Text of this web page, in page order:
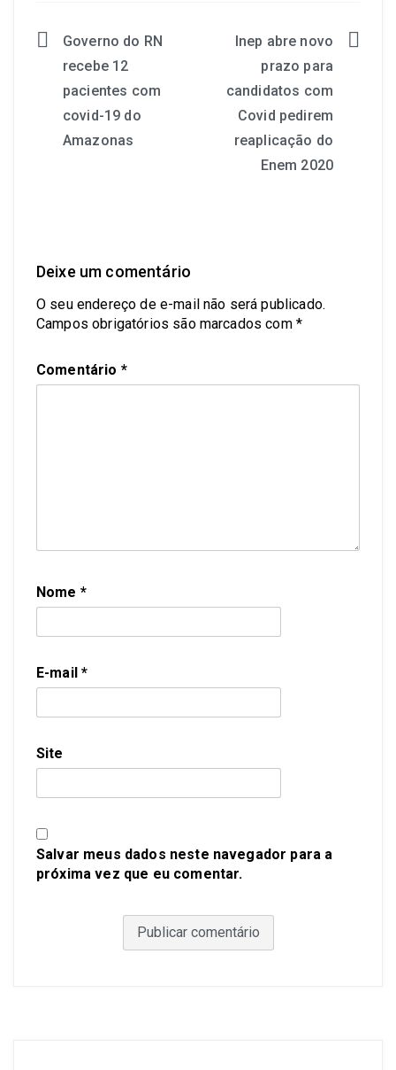
Governo do RN
recebe 12
pacientes com
covid-19 do
Amazonas
Inep abre novo
prazo para
candidatos com
Covid pedirem
reaplicação do
Enem 2020
Deixe um comentário
O seu endereço de e-mail não será publicado.
Campos obrigatórios são marcados com *
Comentário *
Nome *
E-mail*
Site
Salvar meus dados neste navegador para a
próxima vez que eu comentar.